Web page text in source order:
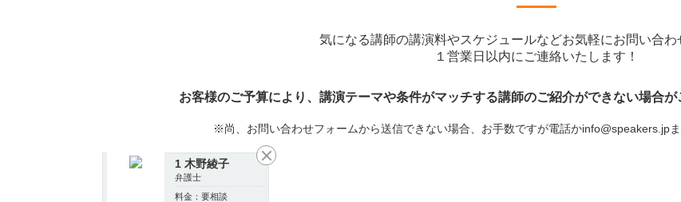
気になる講師の講演料やスケジュールなどお気軽にお問い合わ
１営業日以内にご連絡いたします！
お客様のご予算により、講演テーマや条件がマッチする講師のご紹介ができない場合が
※尚、お問い合わせフォームから送信できない場合、お手数ですが電話かinfo@speakers.jp
1 木野綾子
弁護士
料金：要相談